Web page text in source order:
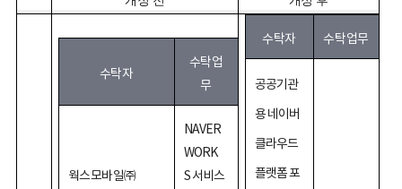
수탁자
수탁업
무
웍스모바일㈜
NAVER
WORK
S 서비스
수탁자 수탁업무
공공기관
용 네이버
클라우드
플랫폼 포